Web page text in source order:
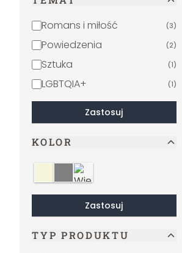
Romans i miłość (3)
Powiedzenia (2)
Sztuka (1)
LGBTQIA+ (1)
Zastosuj
KOLOR
SzaryWielokolorowe
Zastosuj
TYP PRODUKTU